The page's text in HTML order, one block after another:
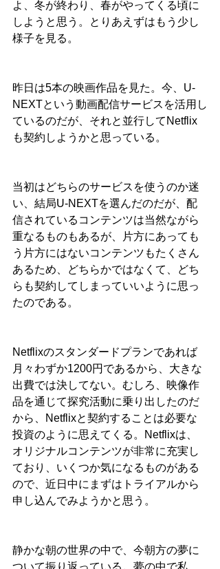
よ、冬が終わり、春がやってくる頃に
しようと思う。とりあえずはもう少し
様子を見る。
昨日は5本の映画作品を見た。今、U-
NEXTという動画配信サービスを活用し
ているのだが、それと並行してNetflix
も契約しようかと思っている。
当初はどちらのサービスを使うのか迷
い、結局U-NEXTを選んだのだが、配
信されているコンテンツは当然ながら
重なるものもあるが、片方にあっても
う片方にはないコンテンツもたくさん
あるため、どちらかではなくて、どち
らも契約してしまっていいように思っ
たのである。
Netflixのスタンダードプランであれば
月々わずか1200円であるから、大きな
出費では決してない。むしろ、映像作
品を通じて探究活動に乗り出したのだ
から、Netflixと契約することは必要な
投資のように思えてくる。Netflixは、
オリジナルコンテンツが非常に充実し
ており、いくつか気になるものがある
ので、近日中にまずはトライアルから
申し込んでみようかと思う。
静かな朝の世界の中で、今朝方の夢に